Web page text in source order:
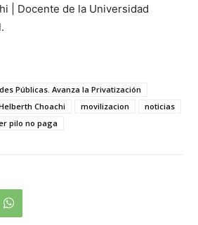
| Docente de la Universidad
Públicas. Avanza la Privatización
Choachi movilizacion
noticias
pilo no paga